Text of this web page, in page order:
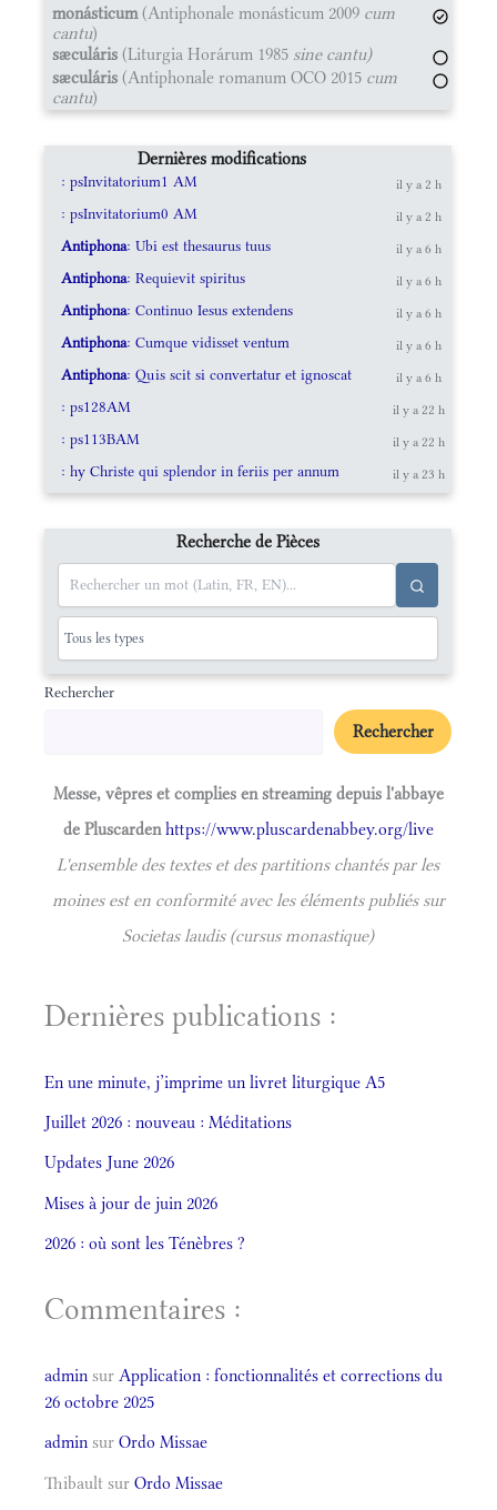
monásticum(Antiphonale monásticum 2009 cum
cantu)
sæculáris (Liturgia Horárum 1985 sine cantu)
sæculáris (Antiphonale romanum OCO 2015 cum
cantu)
Dernières modifications
: psInvitatorium1 AM il y a 2 h
: psInvitatorium0 AM il y a 2 h
Antiphona: Ubi est thesaurus tuus il y a 6 h
Antiphona: Requievit spiritus il y a 6 h
Antiphona: Continuo Iesus extendens il y a 6 h
Antiphona: Cumque vidisset ventum il y a 6 h
Antiphona: Quis scit si convertatur et ignoscat il y a 6 h
: ps128AM il y a 22 h
: ps113BAM il y a 22 h
: hy Christe qui splendor in feriis per annum il y a 23 h
Recherche de Pièces
Rechercher
Rechercher
Messe, vêpres et complies en streaming depuis l'abbaye
de Pluscardenhttps://www.pluscardenabbey.org/live
L'ensemble des textes et des partitions chantés par les
moines est en conformité avec les éléments publiés sur
Societas laudis (cursus monastique)
Dernières publications :
En une minute, j’imprime un livret liturgique A5
Juillet 2026 : nouveau : Méditations
Updates June 2026
Mises à jour de juin 2026
2026 : où sont les Ténèbres ?
Commentaires :
admin sur Application : fonctionnalités et corrections du
26 octobre 2025
admin sur Ordo Missae
Thibault sur Ordo Missae